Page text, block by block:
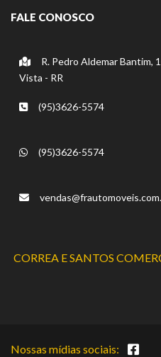
FALE CONOSCO
R. Pedro Aldemar Bantim,
Vista - RR
(95)3626-5574
(95)3626-5574
CORREA E SANTOS
Nossas mídias sociais: